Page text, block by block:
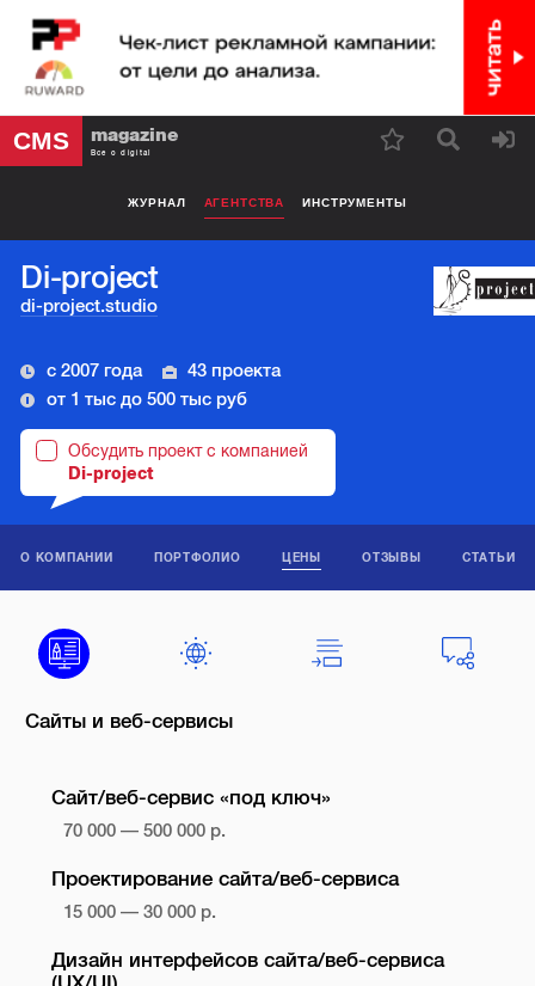
CMS magazine
Все о digital
ЖУРНАЛ АГЕНТСТВА ИНСТРУМЕНТЫ
Di-project
di-project.studio
с 2007 года
43 проекта
от 1 тыс до 500 тыс руб
Обсудить проект с компанией
Di-project
О КОМПАНИИ ПОРТФОЛИО ЦЕНЫ ОТЗЫВЫ СТАТЬИ
Сайты и веб-сервисы
Сайт/веб-сервис «под ключ»
70 000 — 500 000 р.
Проектирование сайта/веб-сервиса
15 000 — 30 000 р.
Дизайн интерфейсов сайта/веб-сервиса